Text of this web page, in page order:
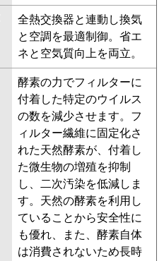
全熱交換器と連動し換気
と空調を最適制御。省エ
ネと空気質向上を両立。
酵素の力でフィルターに
付着した特定のウイルス
の数を減少させます。フ
ィルター繊維に固定化さ
れた天然酵素が、付着し
た微生物の増殖を抑制
し、二次汚染を低減しま
す。天然の酵素を利用し
ていることから安全性に
も優れ、また、酵素自体
は消費されないため長時